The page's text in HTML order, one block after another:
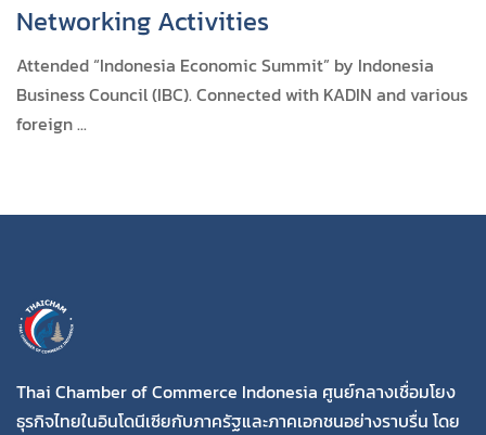
Networking Activities
Attended “Indonesia Economic Summit” by Indonesia
Business Council (IBC). Connected with KADIN and various
foreign ...
Thai Chamber of Commerce Indonesia ศูนย์กลางเชื่อมโยง
ธุรกิจไทยในอินโดนีเซียกับภาครัฐและภาคเอกชนอย่างราบรื่น โดย